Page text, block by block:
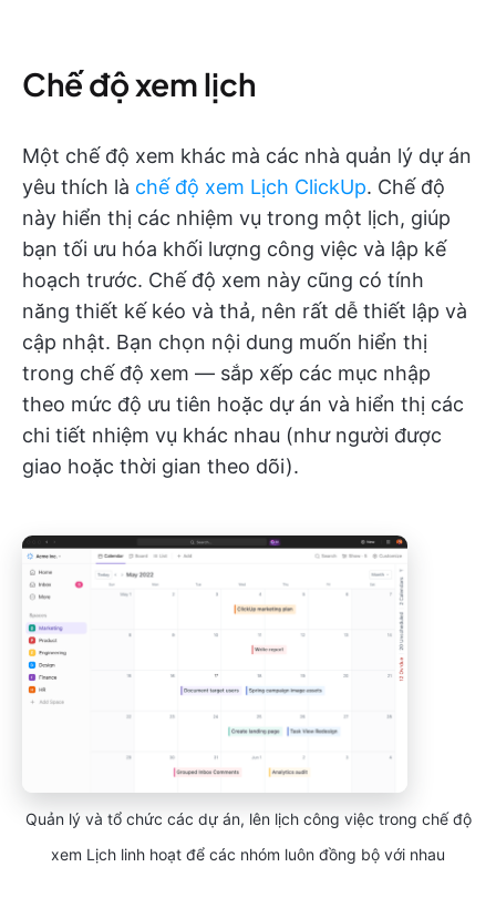
Chế độ xem lịch
Một chế độ xem khác mà các nhà quản lý dự án
yêu thích là chế độ xem Lịch ClickUp. Chế độ
này hiển thị các nhiệm vụ trong một lịch, giúp
bạn tối ưu hóa khối lượng công việc và lập kế
hoạch trước. Chế độ xem này cũng có tính
năng thiết kế kéo và thả, nên rất dễ thiết lập và
cập nhật. Bạn chọn nội dung muốn hiển thị
trong chế độ xem — sắp xếp các mục nhập
theo mức độ ưu tiên hoặc dự án và hiển thị các
chi tiết nhiệm vụ khác nhau (như người được
giao hoặc thời gian theo dõi).
Quản lý và tổ chức các dự án, lên lịch công việc trong chế độ
xem Lịch linh hoạt để các nhóm luôn đồng bộ với nhau